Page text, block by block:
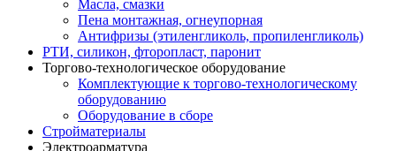
Масла, смазки
Пена монтажная, огнеупорная
Антифризы (этиленгликоль, пропиленгликоль)
РТИ, силикон, фторопласт, паронит
Торгово-технологическое оборудование
Комплектующие к торгово-технологическому
оборудованию
Оборудование в сборе
Стройматериалы
Электроарматура